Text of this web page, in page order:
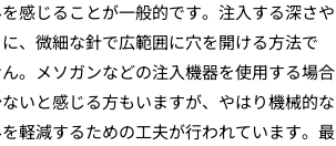
感じることが一般的です。注入する深さや
、微細な針で広範囲に穴を開ける方法で
。メソガンなどの注入機器を使用する場合
いと感じる方もいますが、やはり機械的な
軽減するための工夫が行われています。最